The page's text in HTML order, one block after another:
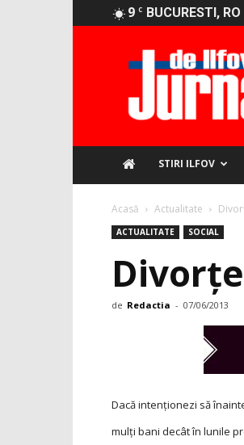
9 C BUCURESTI, RO
STIRI ILFOV
Acasă Actualitate
ACTUALITATE SOCIAL
de Redactia - 07/06/2013
Dacă intenționezi să
mulți bani decât în lunile